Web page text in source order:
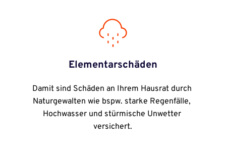
Elementarschäden
Damit sind Schäden an Ihrem Hausrat durch
Naturgewalten wie bspw. starke Regenfälle,
Hochwasser und stürmische Unwetter
versichert.